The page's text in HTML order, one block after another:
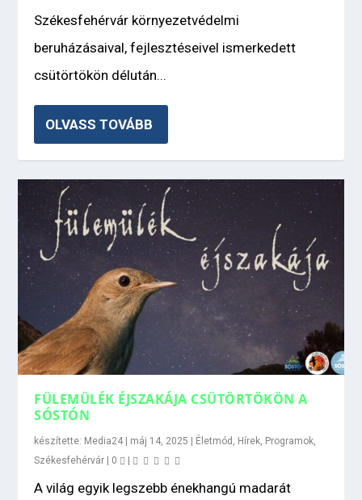
Székesfehérvár környezetvédelmi
beruházásaival, fejlesztéseivel ismerkedett
csütörtökön délután...
OLVASS TOVÁBB
FÜLEMÜLÉK ÉJSZAKÁJA CSÜTÖRTÖKÖN A
SÓSTÓN
készítette: Media24 | máj 14, 2025 | Életmód Hírek Programok
Székesfehérvár | 0 |
A világ egyik legszebb énekhangú madarát